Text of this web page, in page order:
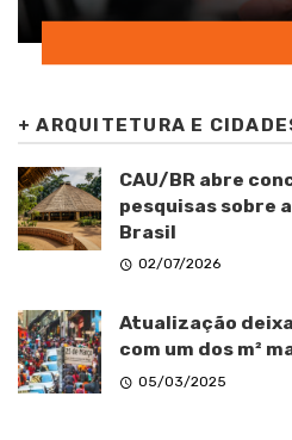
+ARQUITETURA E
CAU/BR abre
pesquisas sobre
Brasil
02/07/2026
Atualização
com um dos m²
05/03/2025